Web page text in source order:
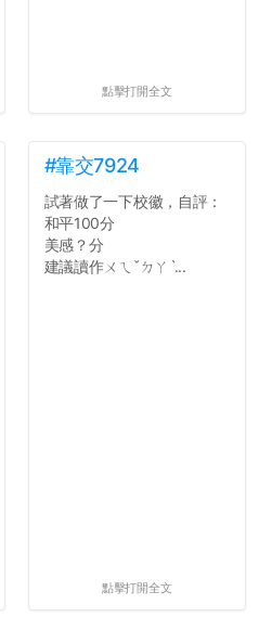
點擊打開全文
#靠交7924
試著做了一下校徽，自評：
和平100分
美感？分
建議讀作ㄨㄟˇㄉㄚˋ...
點擊打開全文